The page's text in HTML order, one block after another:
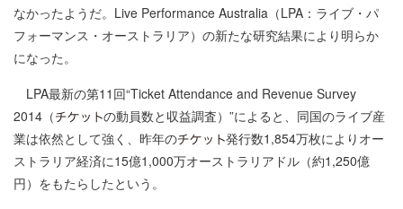
なかったようだ。Live Performance Australia（LPA：ライブ・パ
フォーマンス・オーストラリア）の新たな研究結果により明らか
になった。
LPA最新の第11回“Ticket Attendance and Revenue Survey
2014（
の動員数と収益調査）”によると、同国のライブ産
業は依然として強く、昨年の
発行数1,854万枚によりオー
ストラリア経済に15億1,000万オーストラリアドル（約1,250億
円）をもたらしたという。